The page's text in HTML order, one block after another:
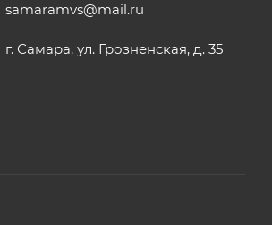
samaramvs@mail.ru
г. Самара, ул. Грозненская, д. 35